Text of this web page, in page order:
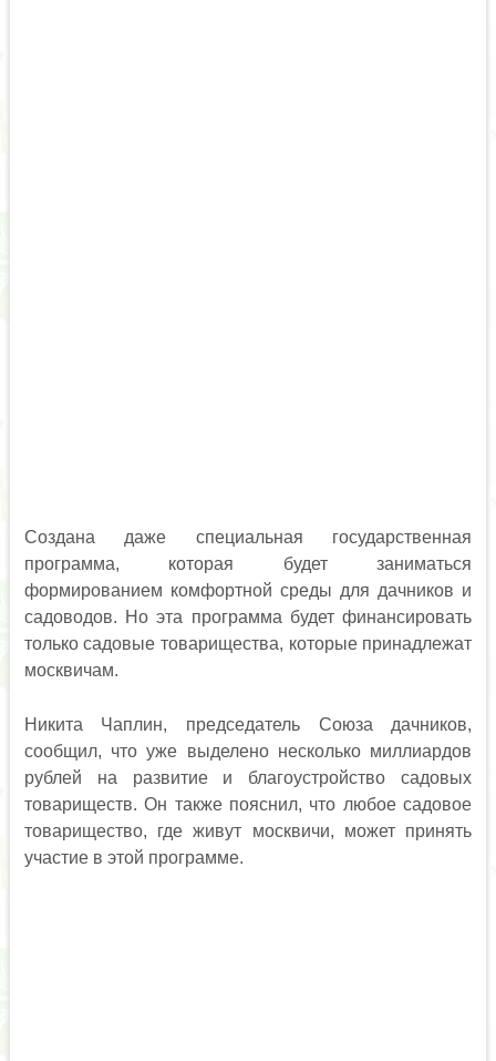
Создана даже специальная государственная
программа, которая будет заниматься
формированием комфортной среды для дачников и
садоводов. Но эта программа будет финансировать
только садовые товарищества, которые принадлежат
москвичам.
Никита Чаплин, председатель Союза дачников,
сообщил, что уже выделено несколько миллиардов
рублей на развитие и благоустройство садовых
товариществ. Он также пояснил, что любое садовое
товарищество, где живут москвичи, может принять
участие в этой программе.